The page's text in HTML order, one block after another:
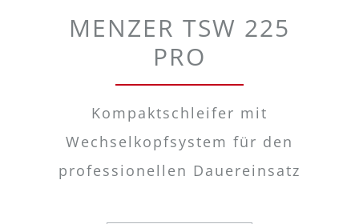
MENZER TSW 225
PRO
Kompaktschleifer mit
Wechselkopfsystem für den
professionellen Dauereinsatz